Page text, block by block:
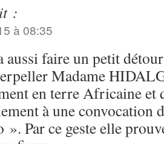
:
à 08:35
aussi faire un petit
Madame
en terre Africaine et
à une convocation
». Par ce geste elle